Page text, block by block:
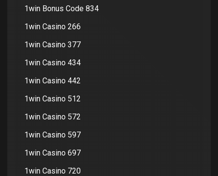
1win Bonus Code 834
1win Casino 266
1win Casino 377
1win Casino 434
1win Casino 442
1win Casino 512
1win Casino 572
1win Casino 597
1win Casino 697
1win Casino 720